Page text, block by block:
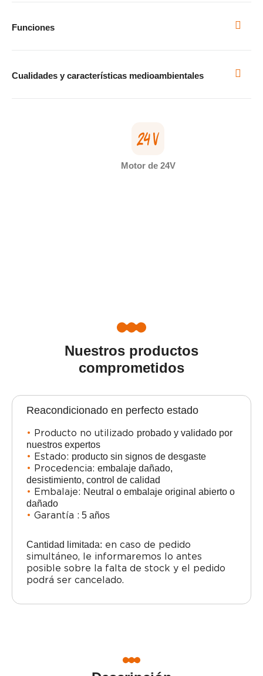
Funciones
Cualidades y características medioambientales
Motor de 24V
Nuestros productos
comprometidos
Reacondicionado en perfecto estado
• Producto no utilizado probado y validado por
nuestros expertos
• Estado: producto sin signos de desgaste
• Procedencia: embalaje dañado,
desistimiento, control de calidad
• Embalaje: Neutral o embalaje original abierto o
dañado
• Garantía : 5 años
Cantidad limitada: en caso de pedido
simultáneo, le informaremos lo antes
posible sobre la falta de stock y el pedido
podrá ser cancelado.